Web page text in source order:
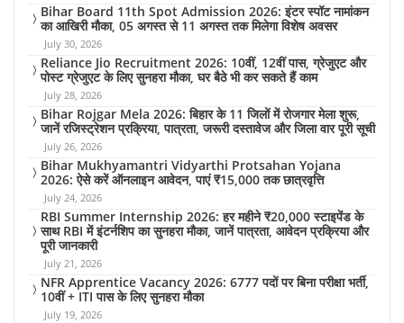
Bihar Board 11th Spot Admission 2026: इंटर स्पॉट नामांकन
का आखिरी मौका, 05 अगस्त से 11 अगस्त तक मिलेगा विशेष अवसर
July 30, 2026
Reliance Jio Recruitment 2026: 10वीं, 12वीं पास, ग्रेजुएट और
पोस्ट ग्रेजुएट के लिए सुनहरा मौका, घर बैठे भी कर सकते हैं काम
July 28, 2026
Bihar Rojgar Mela 2026: बिहार के 11 जिलों में रोजगार मेला शुरू,
जानें रजिस्ट्रेशन प्रक्रिया, पात्रता, जरूरी दस्तावेज और जिला वार पूरी सूची
July 26, 2026
Bihar Mukhyamantri Vidyarthi Protsahan Yojana
2026: ऐसे करें ऑनलाइन आवेदन, पाएं ₹15,000 तक छात्रवृत्ति
July 24, 2026
RBI Summer Internship 2026: हर महीने ₹20,000 स्टाइपेंड के
साथ RBI में इंटर्नशिप का सुनहरा मौका, जानें पात्रता, आवेदन प्रक्रिया और
पूरी जानकारी
July 21, 2026
NFR Apprentice Vacancy 2026: 6777 पदों पर बिना परीक्षा भर्ती,
10वीं + ITI पास के लिए सुनहरा मौका
July 19, 2026